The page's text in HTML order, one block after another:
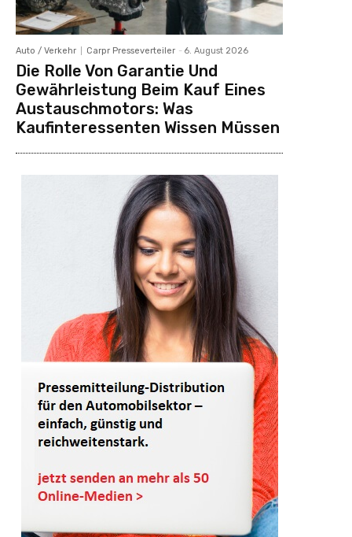
Auto / Verkehr Carpr Presseverteiler - 6. August 2026
Die Rolle Von Garantie Und
Gewährleistung Beim Kauf Eines
Austauschmotors: Was
Kaufinteressenten Wissen Müssen